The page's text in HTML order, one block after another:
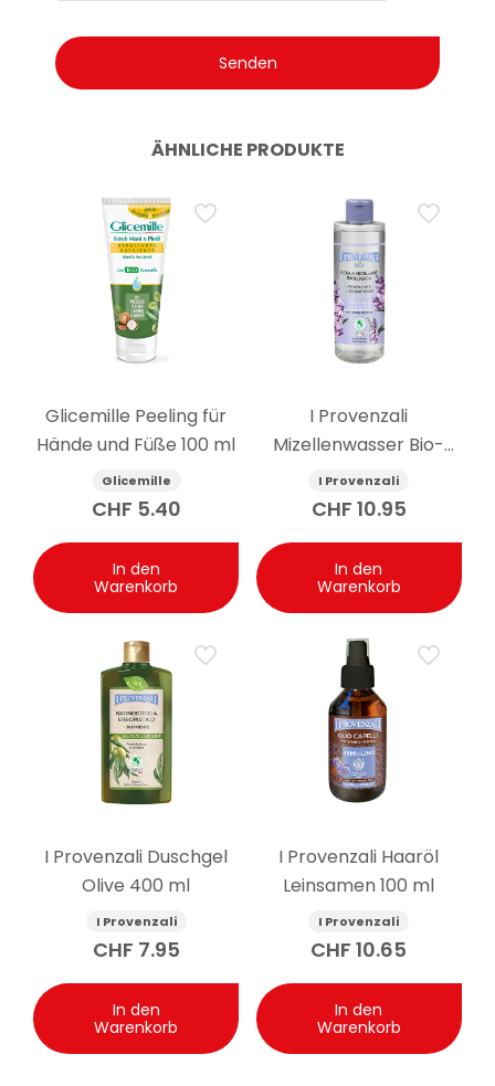
ÄHNLICHE PRODUKTE
Glicemille Peeling für
Hände und Füße 100 ml
Glicemille
CHF 5.40
In den
Warenkorb
I Provenzali
Mizellenwasser Bio-
Lavendel 400 ml
I Provenzali
CHF 10.95
In den
Warenkorb
I Provenzali Duschgel
Olive 400 ml
I Provenzali
CHF 7.95
In den
Warenkorb
I Provenzali Haaröl
Leinsamen 100 ml
I Provenzali
CHF 10.65
In den
Warenkorb